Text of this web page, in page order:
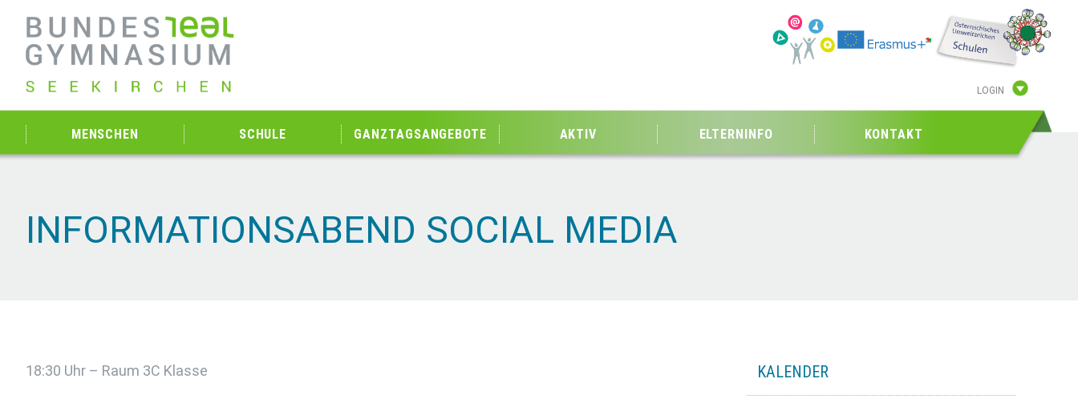
LOGIN
MENSCHEN SCHULE GANZTAGSANGEBOTE AKTIV ELTERNINFO KONTAKT
INFORMATIONSABEND SOCIAL MEDIA
18:30 Uhr – Raum 3C Klasse KALENDER